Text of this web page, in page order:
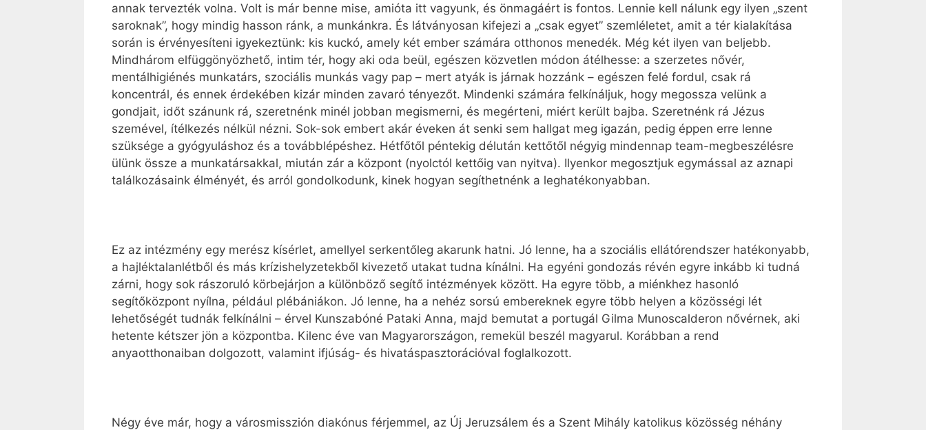
annak tervezték volna. Volt is már benne mise, amióta itt vagyunk, és önmagáért is fontos. Lennie kell nálunk egy ilyen „szent
saroknak”, hogy mindig hasson ránk, a munkánkra. És látványosan kifejezi a „csak egyet” szemléletet, amit a tér kialakítása
során is érvényesíteni igyekeztünk: kis kuckó, amely két ember számára otthonos menedék. Még két ilyen van beljebb.
Mindhárom elfüggönyözhető, intim tér, hogy aki oda beül, egészen közvetlen módon átélhesse: a szerzetes nővér,
mentálhigiénés munkatárs, szociális munkás vagy pap – mert atyák is járnak hozzánk – egészen felé fordul, csak rá
koncentrál, és ennek érdekében kizár minden zavaró tényezőt. Mindenki számára felkínáljuk, hogy megossza velünk a
gondjait, időt szánunk rá, szeretnénk minél jobban megismerni, és megérteni, miért került bajba. Szeretnénk rá Jézus
szemével, ítélkezés nélkül nézni. Sok-sok embert akár éveken át senki sem hallgat meg igazán, pedig éppen erre lenne
szüksége a gyógyuláshoz és a továbblépéshez. Hétfőtől péntekig délután kettőtől négyig mindennap team-megbeszélésre
ülünk össze a munkatársakkal, miután zár a központ (nyolctól kettőig van nyitva). Ilyenkor megosztjuk egymással az aznapi
találkozásaink élményét, és arról gondolkodunk, kinek hogyan segíthetnénk a leghatékonyabban.
Ez az intézmény egy merész kísérlet, amellyel serkentőleg akarunk hatni. Jó lenne, ha a szociális ellátórendszer hatékonyabb,
a hajléktalanlétből és más krízishelyzetekből kivezető utakat tudna kínálni. Ha egyéni gondozás révén egyre inkább ki tudná
zárni, hogy sok rászoruló körbejárjon a különböző segítő intézmények között. Ha egyre több, a miénkhez hasonló
segítőközpont nyílna, például plébániákon. Jó lenne, ha a nehéz sorsú embereknek egyre több helyen a közösségi lét
lehetőségét tudnák felkínálni – érvel Kunszabóné Pataki Anna, majd bemutat a portugál Gilma Munoscalderon nővérnek, aki
hetente kétszer jön a központba. Kilenc éve van Magyarországon, remekül beszél magyarul. Korábban a rend
anyaotthonaiban dolgozott, valamint ifjúság- és hivatáspasztorációval foglalkozott.
Négy éve már, hogy a városmisszión diakónus férjemmel, az Új Jeruzsálem és a Szent Mihály katolikus közösség néhány